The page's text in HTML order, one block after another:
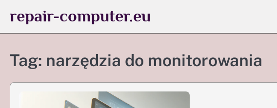
repair-computer.eu
Tag: narzędzia do monitorowania